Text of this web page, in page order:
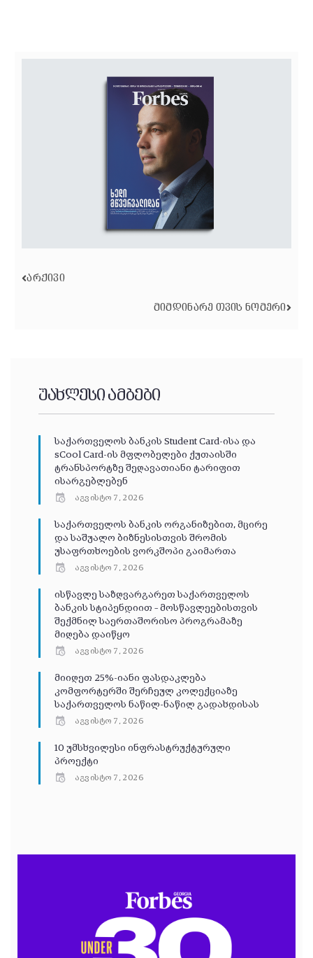
ᲐᲠᲥᲘᲕᲘ
ᲛᲘᲛᲓᲘᲜᲐᲠᲔ ᲗᲕᲘᲡ ᲜᲝᲛᲔᲠᲘ
უახლესი ამბები
საქართველოს ბანკის Student Card-ისა და
sCool Card-ის მფლობელები ქუთაისში
ტრანსპორტზე შეღავათიანი ტარიფით
ისარგებლებენ
აგვისტო 7, 2026
საქართველოს ბანკის ორგანიზებით, მცირე
და საშუალო ბიზნესისთვის შრომის
უსაფრთხოების ვორკშოპი გაიმართა
აგვისტო 7, 2026
ისწავლე საზღვარგარეთ საქართველოს
ბანკის სტიპენდიით – მოსწავლეებისთვის
შექმნილ საერთაშორისო პროგრამაზე
მიღება დაიწყო
აგვისტო 7, 2026
მიიღეთ 25%-იანი ფასდაკლება
კომფორტერში შერჩეულ კოლექციაზე
საქართველოს ნაწილ-ნაწილ გადახდისას
აგვისტო 7, 2026
10 უმსხვილესი ინფრასტრუქტურული
პროექტი
აგვისტო 7, 2026